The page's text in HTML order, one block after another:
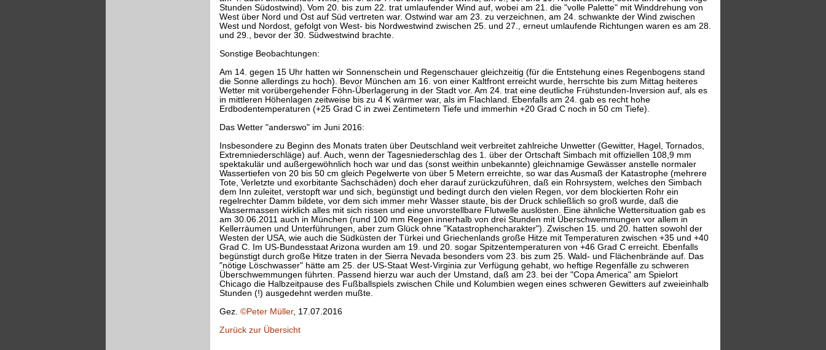
Stunden Südostwind). Vom 20. bis zum 22. trat umlaufender Wind auf, wobei am 21. die "volle Palette" mit Winddrehung von
West über Nord und Ost auf Süd vertreten war. Ostwind war am 23. zu verzeichnen, am 24. schwankte der Wind zwischen
West und Nordost, gefolgt von West- bis Nordwestwind zwischen 25. und 27., erneut umlaufende Richtungen waren es am 28.
und 29., bevor der 30. Südwestwind brachte.
Sonstige Beobachtungen:
Am 14. gegen 15 Uhr hatten wir Sonnenschein und Regenschauer gleichzeitig (für die Entstehung eines Regenbogens stand
die Sonne allerdings zu hoch). Bevor München am 16. von einer Kaltfront erreicht wurde, herrschte bis zum Mittag heiteres
Wetter mit vorübergehender Föhn-Überlagerung in der Stadt vor. Am 24. trat eine deutliche Frühstunden-Inversion auf, als es
in mittleren Höhenlagen zeitweise bis zu 4 K wärmer war, als im Flachland. Ebenfalls am 24. gab es recht hohe
Erdbodentemperaturen (+25 Grad C in zwei Zentimetern Tiefe und immerhin +20 Grad C noch in 50 cm Tiefe).
Das Wetter "anderswo" im Juni 2016:
Insbesondere zu Beginn des Monats traten über Deutschland weit verbreitet zahlreiche Unwetter (Gewitter, Hagel, Tornados,
Extremniederschläge) auf. Auch, wenn der Tagesniederschlag des 1. über der Ortschaft Simbach mit offiziellen 108,9 mm
spektakulär und außergewöhnlich hoch war und das (sonst weithin unbekannte) gleichnamige Gewässer anstelle normaler
Wassertiefen von 20 bis 50 cm gleich Pegelwerte von über 5 Metern erreichte, so war das Ausmaß der Katastrophe (mehrere
Tote, Verletzte und exorbitante Sachschäden) doch eher darauf zurückzuführen, daß ein Rohrsystem, welches den Simbach
dem Inn zuleitet, verstopft war und sich, begünstigt und bedingt durch den vielen Regen, vor dem blockierten Rohr ein
regelrechter Damm bildete, vor dem sich immer mehr Wasser staute, bis der Druck schließlich so groß wurde, daß die
Wassermassen wirklich alles mit sich rissen und eine unvorstellbare Flutwelle auslösten. Eine ähnliche Wettersituation gab es
am 30.06.2011 auch in München (rund 100 mm Regen innerhalb von drei Stunden mit Überschwemmungen vor allem in
Kellerräumen und Unterführungen, aber zum Glück ohne "Katastrophencharakter"). Zwischen 15. und 20. hatten sowohl der
Westen der USA, wie auch die Südküsten der Türkei und Griechenlands große Hitze mit Temperaturen zwischen +35 und +40
Grad C. Im US-Bundesstaat Arizona wurden am 19. und 20. sogar Spitzentemperaturen von +46 Grad C erreicht. Ebenfalls
begünstigt durch große Hitze traten in der Sierra Nevada besonders vom 23. bis zum 25. Wald- und Flächenbrände auf. Das
"nötige Löschwasser" hätte am 25. der US-Staat West-Virginia zur Verfügung gehabt, wo heftige Regenfälle zu schweren
Überschwemmungen führten. Passend hierzu war auch der Umstand, daß am 23. bei der "Copa America" am Spielort
Chicago die Halbzeitpause des Fußballspiels zwischen Chile und Kolumbien wegen eines schweren Gewitters auf zweieinhalb
Stunden (!) ausgedehnt werden mußte.
Gez. ©Peter Müller, 17.07.2016
Zurück zur Übersicht